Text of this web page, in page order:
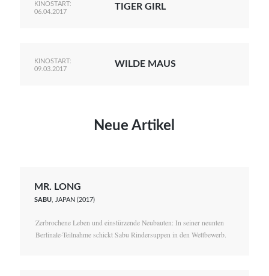
KINOSTART:
06.04.2017
TIGER GIRL
KINOSTART:
09.03.2017
WILDE MAUS
Neue Artikel
MR. LONG
SABU , JAPAN (2017)
Zerbrochene Leben und einstürzende Neubauten: In seiner neunten
Berlinale-Teilnahme schickt Sabu Rindersuppen in den Wettbewerb.